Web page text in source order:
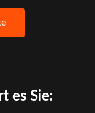
es Sie: